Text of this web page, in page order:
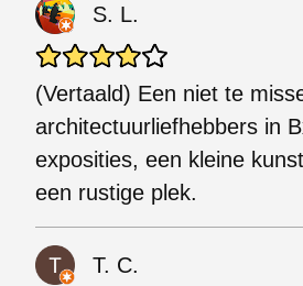
S. L.
(Vertaald) Een niet te
architectuurliefhebbers in
exposities, een kleine
een rustige plek.
T. C.